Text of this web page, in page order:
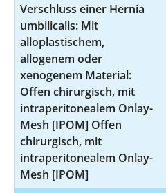
Verschluss einer Hernia
umbilicalis: Mit
alloplastischem,
allogenem oder
xenogenem Material:
Offen chirurgisch, mit
intraperitonealem Onlay-
Mesh [IPOM] Offen
chirurgisch, mit
intraperitonealem Onlay-
Mesh [IPOM]